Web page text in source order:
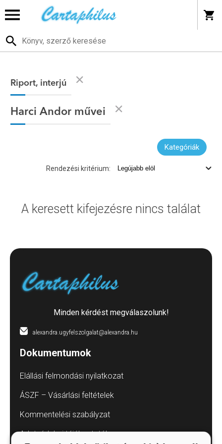
Riport, interjú
Harci Andor művei
Kategóriák
Rendezési kritérium:
A keresett kifejezésre nincs találat
Minden kérdést megválaszolunk!
alexandra.ugyfelszolgalat@alexandra.hu
Dokumentumok
Elállási felmondási nyilatkozat
ÁSZF – Vásárlási feltételek
Kommentelési szabályzat
Adatvédelmi tájékoztatók